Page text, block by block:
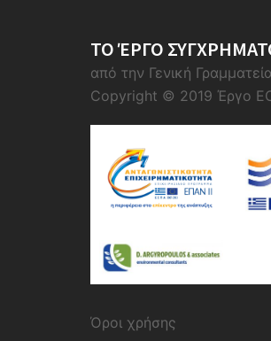
ΤΟ ΈΡΓΟ
από την Γενική
Copyright © 2019 Έργο
Όροι χρήσης